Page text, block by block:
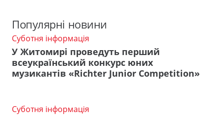
Популярні новини
Суботня інформація
У Житомирі проведуть перший
всеукраїнський конкурс юних
музикантів «Richter Junior Competition»
Суботня інформація